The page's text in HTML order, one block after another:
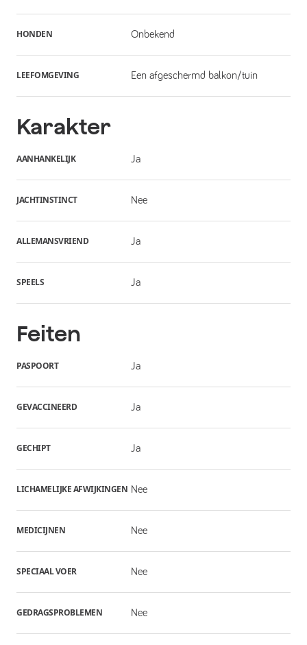
HONDEN Onbekend
LEEFOMGEVING Een afgeschermd balkon/tuin
Karakter
AANHANKELIJK Ja
JACHTINSTINCT Nee
ALLEMANSVRIEND Ja
SPEELS Ja
Feiten
PASPOORT Ja
GEVACCINEERD Ja
GECHIPT Ja
LICHAMELIJKE AFWIJKINGEN Nee
MEDICIJNEN Nee
SPECIAAL VOER Nee
GEDRAGSPROBLEMEN Nee